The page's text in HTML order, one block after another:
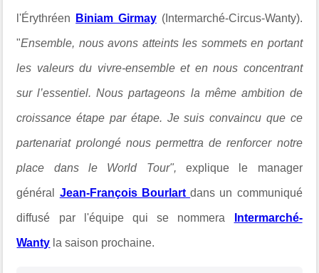
l'Érythréen Biniam Girmay(Intermarché-Circus-Wanty).
"Ensemble, nous avons atteints les sommets en portant
les valeurs du vivre-ensemble et en nous concentrant
sur l’essentiel. Nous partageons la même ambition de
croissance étape par étape. Je suis convaincu que ce
partenariat prolongé nous permettra de renforcer notre
place dans le World Tour", explique le manager
général Jean-François Bourlart dans un communiqué
diffusé par l'équipe qui se nommera Intermarché-
Wanty la saison prochaine.